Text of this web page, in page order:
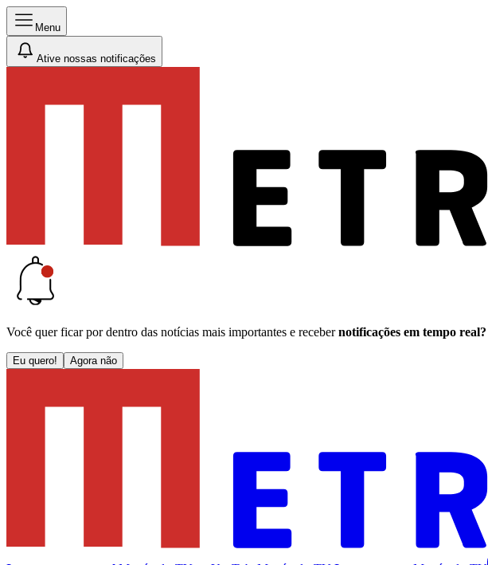
Menu
Ative nossas notificações
Você quer ficar por dentro das notícias mais importantes e receber notificações em tempo real?
Eu quero! Agora não